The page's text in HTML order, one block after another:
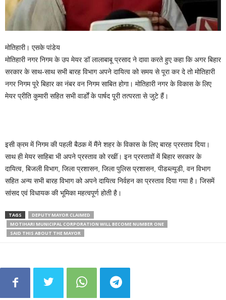
मोतिहारी। एसके पांडेय
मोतिहारी नगर निगम के उप मेयर डॉ लालाबाबू प्रसाद ने दावा करते हुए कहा कि अगर बिहार
सरकार के साथ-साथ सभी बारह विभाग अपने दायित्व को समय से पूरा कर दे तो मोतिहारी
नगर निगम पूरे बिहार का नंबर वन निगम साबित होगा। मोतिहारी नगर के विकास के लिए
मेयर प्रीति कुमारी सहित सभी वार्डों के पार्षद पूरी तत्परता से जुटे हैं।
इसी क्रम में निगम की पहली बैठक में मैंने शहर के विकास के लिए बारह प्रस्ताव दिया।
साथ ही मेयर साहिबा भी अपने प्रस्ताव को रखीं। इन प्रस्तावों में बिहार सरकार के
दायित्व, बिजली विभाग, जिला प्रशासन, जिला पुलिस प्रशासन, पीडब्ल्यूडी, वन विभाग
सहित अन्य सभी बारह विभाग को अपने दायित्व निर्वहन का प्रस्ताव दिया गया है। जिसमें
सांसद एवं विधायक की भूमिका महत्वपूर्ण होती है।
TAGS
DEPUTY MAYOR CLAIMED
MOTIHARI MUNICIPAL CORPORATION WILL BECOME NUMBER ONE
SAID THIS ABOUT THE MAYOR